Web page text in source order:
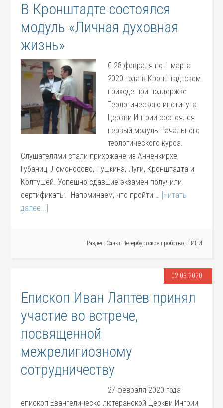
В Кронштадте состоялся
модуль «Личная духовная
жизнь»
C 28 февраля по 1 марта
2020 года в Кронштадтском
приходе при поддержке
Теологического института
Церкви Ингрии состоялся
первый модуль Начального
теологического курса.
Слушателями стали прихожане из Анненкирхе,
Губаниц, Ломоносово, Пушкина, Луги, Кронштадта и
Колтушей. Успешно сдавшие экзамен получили
сертификаты. Напоминаем, что пройти … [Читать
далее...]
Раздел: Санкт-Петербургское пробство, ТИЦИ
02.03.2020
Епископ Иван Лаптев принял
участие во встрече,
посвященной
межрелигиозному
сотрудничеству
27 февраля 2020 года
епископ Евангелическо-лютеранской Церкви Ингрии,